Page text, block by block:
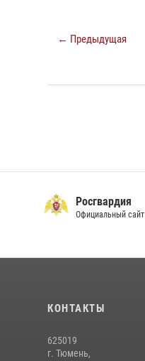
← Предыдущая
Росгвардия
Официальный сайт
КОНТАКТЫ
625019
г. Тюмень,